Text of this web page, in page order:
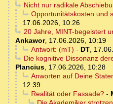
Nicht nur radikale
Opportunitätskosten und
17.06.2026, 10:26
20 Jahre, MINT-begeistert
Ankawor, 17.06.2026, 10:19
Antwort: (mT) - DT,
Die kognitive Dissonanz
Plancius, 17.06.2026, 10:28
Anworten auf Deine
12:39
Realität oder Fassade?-